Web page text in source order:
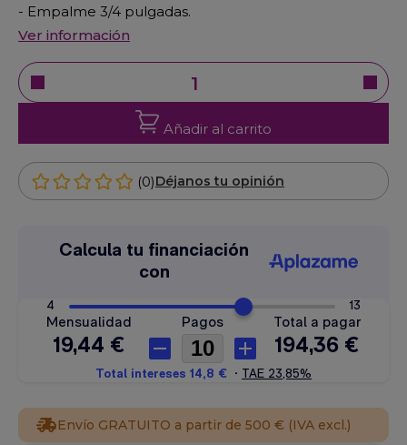
- Empalme 3/4 pulgadas.
Ver información
Añadir al carrito
(0)Déjanos tu opinión
Envío GRATUITO a partir de 500 € (IVA excl.)